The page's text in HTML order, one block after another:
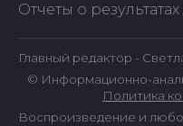
Отчеты о
Главный редактор -
© Информационно-
Политика
Воспроизведение и